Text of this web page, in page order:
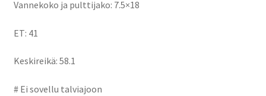
Vannekoko ja pulttijako: 7.5×18
ET: 41
Keskireikä: 58.1
# Ei sovellu talviajoon